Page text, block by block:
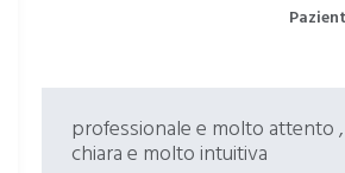
professionale e molto attento
chiara e molto intuitiva